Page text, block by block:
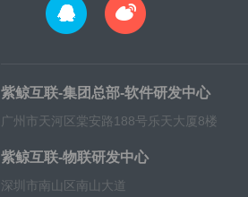
紫鲸互联-集团总部-软件研发中心
广州市天河区棠安路188号乐天大厦8楼
紫鲸互联-物联研发中心
深圳市南山区南山大道